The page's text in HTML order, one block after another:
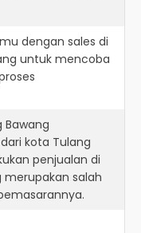
dengan sales di
untuk mencoba
Bawang
kota Tulang
penjualan di
merupakan salah